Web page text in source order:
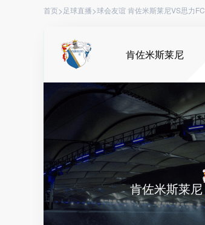
首页> 足球直播>球会友谊 肯佐米斯莱尼VS思力FC
肯佐米斯莱尼
肯佐米斯莱尼